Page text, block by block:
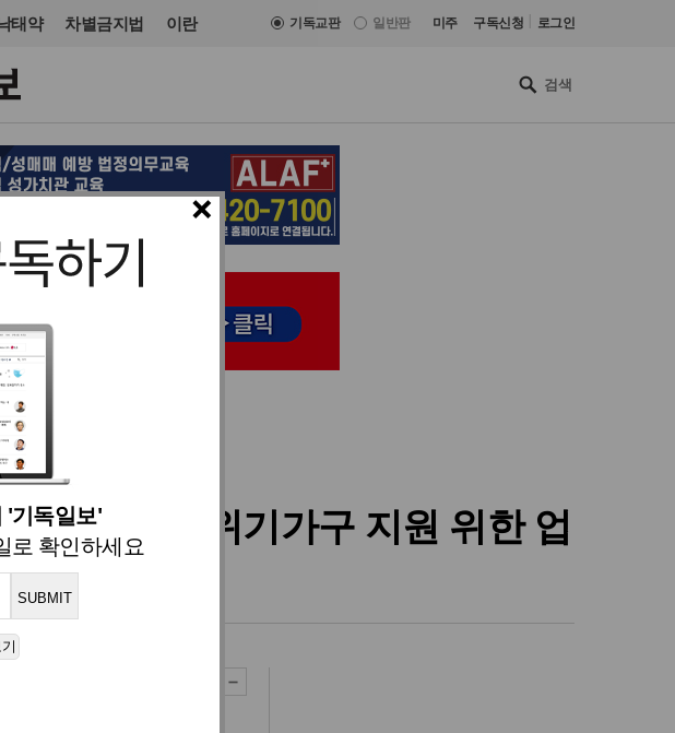
태약 차별금지법 이란 기독교판 일반판 미주 구독신청 로그인
×
'기독일보'
로 확인하세요
11. 29 16:37
·청년 등 위기가구 지원 위한 업